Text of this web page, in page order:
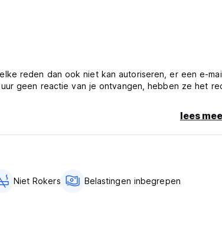
reden dan ook niet kan autoriseren, er een e-
geen reactie van je ontvangen, hebben ze het
lees
Niet Rokers Belastingen inbegrepen